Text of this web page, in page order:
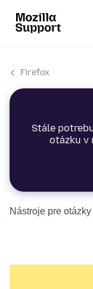
Firefox
Stále
otázku v
Nástroje pre otázky